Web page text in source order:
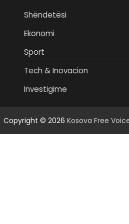
Shëndetësi
Ekonomi
Sport
Tech & Inovacion
Investigime